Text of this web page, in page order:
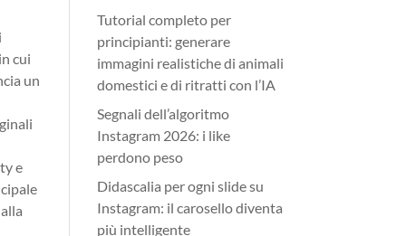
cui
un
e
Tutorial completo per
principianti: generare
immagini realistiche di animali
domestici e di ritratti con l’IA
Segnali dell’algoritmo
Instagram 2026: i like
perdono peso
Didascalia per ogni slide su
Instagram: il carosello diventa
più intelligente